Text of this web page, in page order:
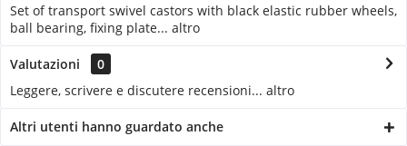
Set of transport swivel castors with black elastic rubber wheels,
ball bearing, fixing plate... altro
Valutazioni
0
Leggere, scrivere e discutere recensioni... altro
Altri utenti hanno guardato anche